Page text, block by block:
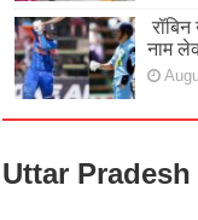
नाम
Uttar Pradesh